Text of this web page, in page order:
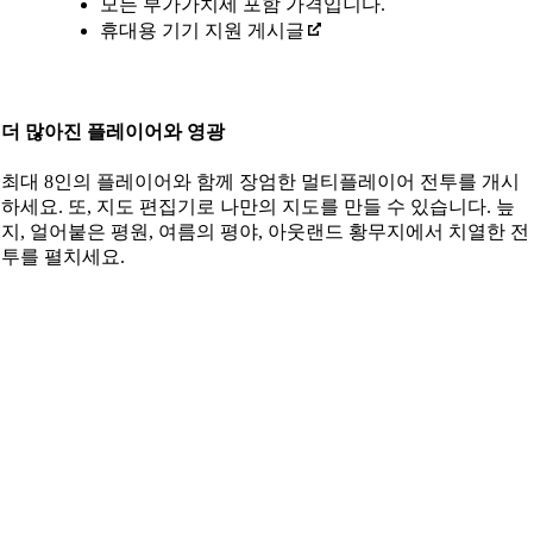
모든 부가가치세 포함 가격입니다.
휴대용 기기 지원 게시글
더 많아진 플레이어와 영광
최대 8인의 플레이어와 함께 장엄한 멀티플레이어 전투를 개시
하세요. 또, 지도 편집기로 나만의 지도를 만들 수 있습니다. 늪
지, 얼어붙은 평원, 여름의 평야, 아웃랜드 황무지에서 치열한 전
투를 펼치세요.